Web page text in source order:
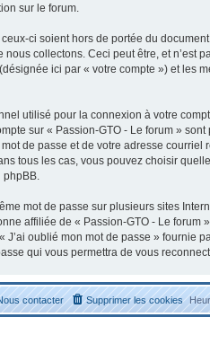
sur le forum.
ci soient hors de portée du
collectons. Ceci peut être, et n’est
ici par « votre compte ») et les
utilisé pour la connexion à votre
sur « Passion-GTO - Le forum »
de passe et de votre adresse courriel
tous les cas, vous pouvez choisir
phpBB.
mot de passe sur plusieurs sites
affiliée de « Passion-GTO - Le forum
oublié mon mot de passe » fournie
qui vous permettra de vous
Supprimer les cookies
contacter